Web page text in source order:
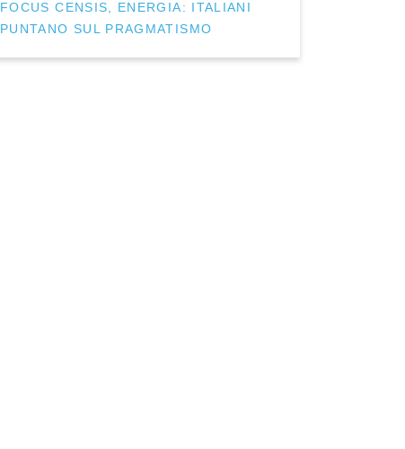
FOCUS CENSIS, ENERGIA: ITALIANI
PUNTANO SUL PRAGMATISMO